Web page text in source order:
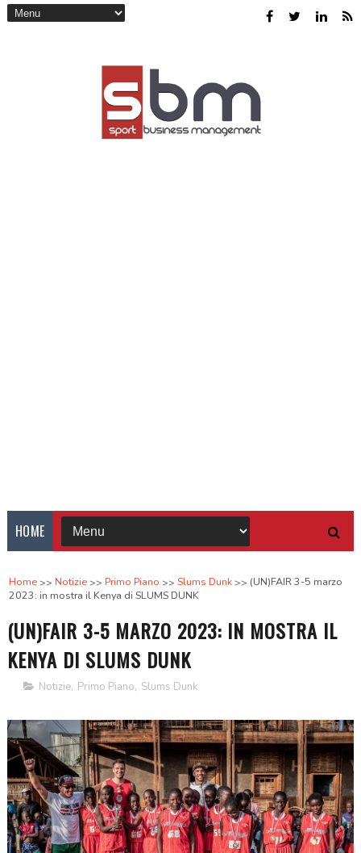
HOME
Home Notizie Primo Piano Slums Dunk
(UN)FAIR 3-5 marzo
2023: in mostra il Kenya di SLUMS DUNK
(UN)FAIR 3-5 MARZO 2023: IN MOSTRA IL
KENYA DI SLUMS DUNK
Notizie, Primo Piano, Slums Dunk